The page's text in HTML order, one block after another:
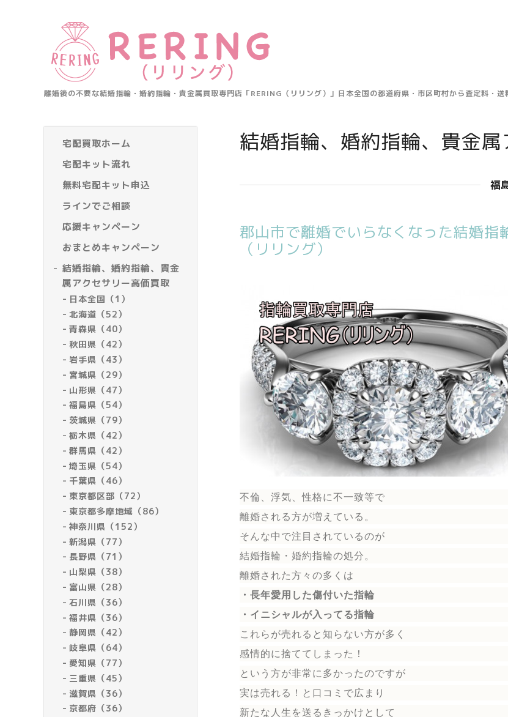
離婚後の不要な結婚指輪・婚約指輪・貴金属買取専門店「RERING（リリング）」日本全国の都道府県・市区町村から査定料・送
宅配買取ホーム
宅配キット流れ
無料宅配キット申込
ラインでご相談
応援キャンペーン
おまとめキャンペーン
結婚指輪、婚約指輪、貴金
属アクセサリー高価買取
日本全国（1）
北海道（52）
青森県（40）
秋田県（42）
岩手県（43）
宮城県（29）
山形県（47）
福島県（54）
茨城県（79）
栃木県（42）
群馬県（42）
埼玉県（54）
千葉県（46）
東京都区部（72）
東京都多摩地域（86）
神奈川県（152）
新潟県（77）
長野県（71）
山梨県（38）
富山県（28）
石川県（36）
福井県（36）
静岡県（42）
岐阜県（64）
愛知県（77）
三重県（45）
滋賀県（36）
京都府（36）
結婚指輪、婚約指輪、貴金
福
郡山市で離婚でいらなくなった結婚指
（リリング）
不倫、浮気、性格に不一致等で
離婚される方が増えている。
そんな中で注目されているのが
結婚指輪 ・婚約指輪の処分。
離婚された方々の多くは
・長年愛用した傷付いた指輪
・イニシャルが入ってる指輪
これらが売れると知らない方が多く
感情的に捨ててしまった！
という方が非常に多かったのですが
実は売れる！と口コミで広まり
新たな人生を送る きっかけとして